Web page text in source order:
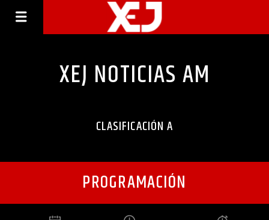
XEJ NOTICIAS AM
CLASIFICACIÓN A
PROGRAMACIÓN